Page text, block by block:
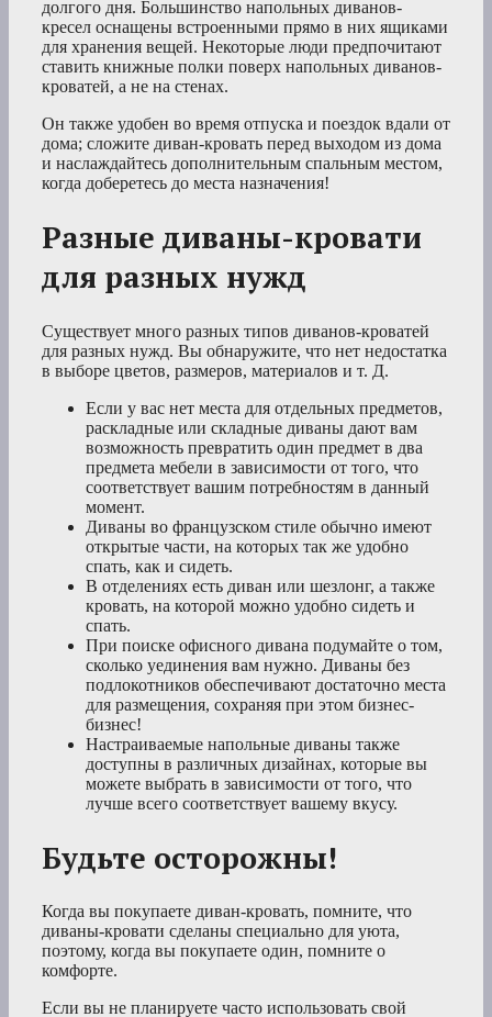
долгого дня. Большинство напольных диванов-
кресел оснащены встроенными прямо в них ящиками
для хранения вещей. Некоторые люди предпочитают
ставить книжные полки поверх напольных диванов-
кроватей, а не на стенах.
Он также удобен во время отпуска и поездок вдали от
дома; сложите диван-кровать перед выходом из дома
и наслаждайтесь дополнительным спальным местом,
когда доберетесь до места назначения!
Разные диваны-кровати
для разных нужд
Существует много разных типов диванов-кроватей
для разных нужд. Вы обнаружите, что нет недостатка
в выборе цветов, размеров, материалов и т. Д.
Если у вас нет места для отдельных предметов,
раскладные или складные диваны дают вам
возможность превратить один предмет в два
предмета мебели в зависимости от того, что
соответствует вашим потребностям в данный
момент.
Диваны во французском стиле обычно имеют
открытые части, на которых так же удобно
спать, как и сидеть.
В отделениях есть диван или шезлонг, а также
кровать, на которой можно удобно сидеть и
спать.
При поиске офисного дивана подумайте о том,
сколько уединения вам нужно. Диваны без
подлокотников обеспечивают достаточно места
для размещения, сохраняя при этом бизнес-
бизнес!
Настраиваемые напольные диваны также
доступны в различных дизайнах, которые вы
можете выбрать в зависимости от того, что
лучше всего соответствует вашему вкусу.
Будьте осторожны!
Когда вы покупаете диван-кровать, помните, что
диваны-кровати сделаны специально для уюта,
поэтому, когда вы покупаете один, помните о
комфорте.
Если вы не планируете часто использовать свой